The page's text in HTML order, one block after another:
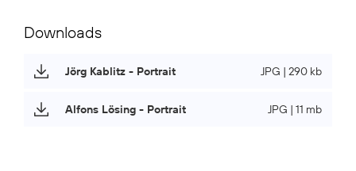
Downloads
Jörg Kablitz - Portrait JPG | 290 kb
Alfons Lösing - Portrait JPG | 11 mb